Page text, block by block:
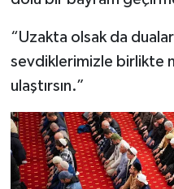
“Uzakta olsak da
sevdiklerimizle birlikte
ulaştırsın.”